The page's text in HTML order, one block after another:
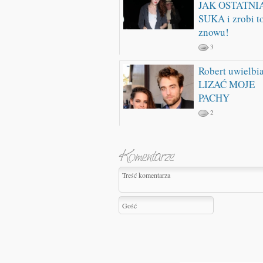
JAK
SUKA i zrobi
znowu!
3
Robert
LIZAĆ MOJE
PACHY
2